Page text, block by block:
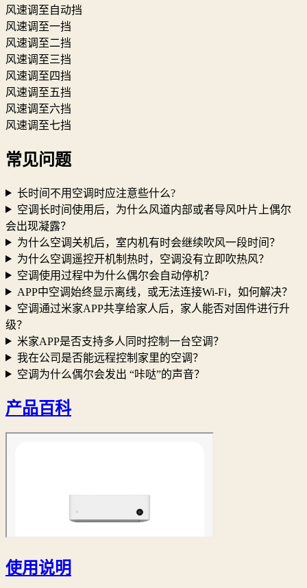
风速调至自动挡
风速调至一挡
风速调至二挡
风速调至三挡
风速调至四挡
风速调至五挡
风速调至六挡
风速调至七挡
常见问题
长时间不用空调时应注意些什么?
空调长时间使用后，为什么风道内部或者导风叶片上偶尔
会出现凝露？
为什么空调关机后，室内机有时会继续吹风一段时间？
为什么空调遥控开机制热时，空调没有立即吹热风？
空调使用过程中为什么偶尔会自动停机？
APP中空调始终显示离线，或无法连接Wi-Fi，如何解决？
空调通过米家APP共享给家人后，家人能否对固件进行升
级？
米家APP是否支持多人同时控制一台空调？
我在公司是否能远程控制家里的空调？
空调为什么偶尔会发出 “咔哒”的声音？
产品百科
使用说明